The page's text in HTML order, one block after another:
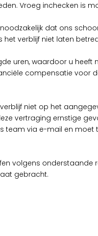
Vroeg inchecken is
dat ons
verblijf niet laten
uren, waardoor u
compensatie voor
niet op het
vertraging ernstige
via e-mail en moet
volgens onderstaande
gebracht.